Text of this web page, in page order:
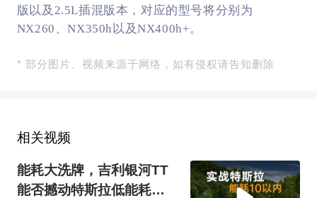
版以及2.5L插混版本，对应的型号将分别为
NX260、NX350h以及NX400h+。
* 部分图片、视频来源于网络，如有侵权请告知删除
相关视频
能耗大洗牌，吉利银河TT
能否撼动特斯拉低能耗的